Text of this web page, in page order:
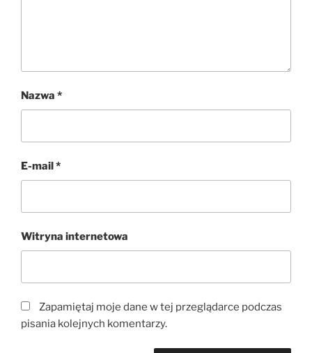
Nazwa *
E-mail*
Witryna internetowa
Zapamiętaj moje dane w tej przeglądarce podczas
pisania kolejnych komentarzy.